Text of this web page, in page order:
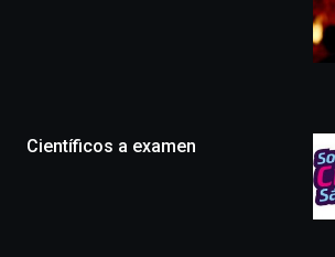
un
Científicos a examen